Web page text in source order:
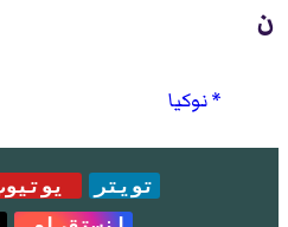
ن
نوكيا
تويتر